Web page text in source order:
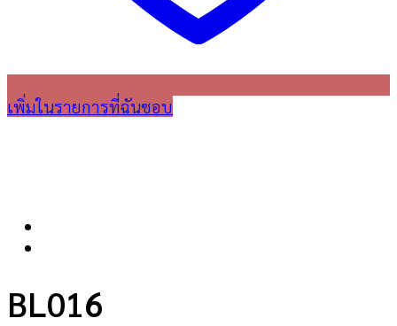
เพิ่มในรายการที่ฉันชอบ
BL016